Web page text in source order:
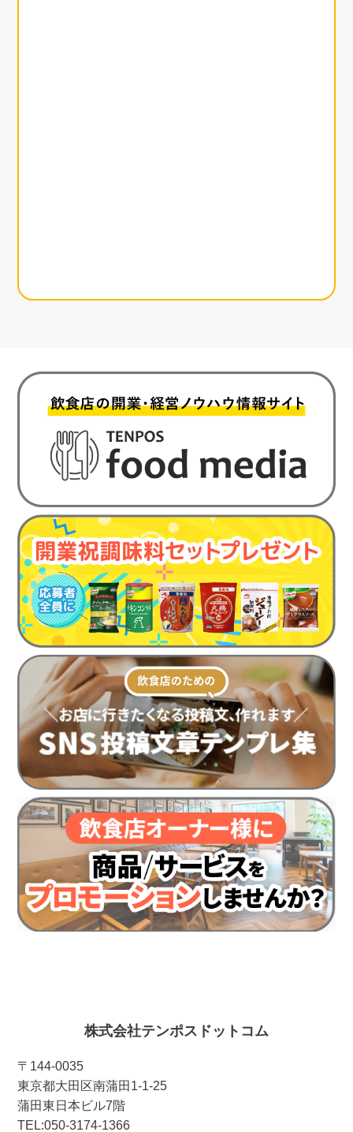
株式会社テンポスドットコム
〒144-0035
東京都大田区南蒲田1-1-25
蒲田東日本ビル7階
TEL:050-3174-1366